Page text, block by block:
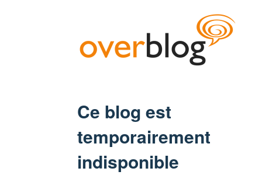
Ce blog est
temporairement
indisponible